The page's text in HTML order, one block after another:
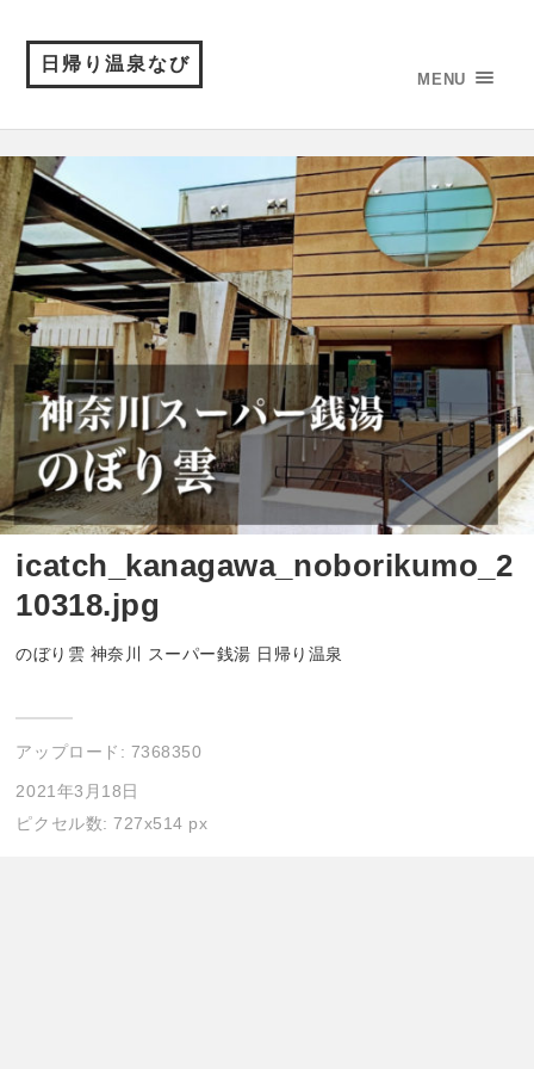
日帰り温泉なび
MENU
icatch_kanagawa_noborikumo_2
10318.jpg
のぼり雲 神奈川 スーパー銭湯 日帰り温泉
アップロード: 7368350
2021年3月18日
ピクセル数: 727x514 px